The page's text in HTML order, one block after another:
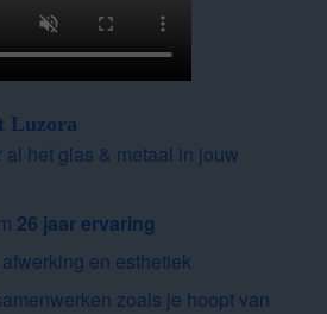
Luzora
al het glas & metaal in jouw
26 jaar ervaring
afwerking en esthetiek
zoals je hoopt van